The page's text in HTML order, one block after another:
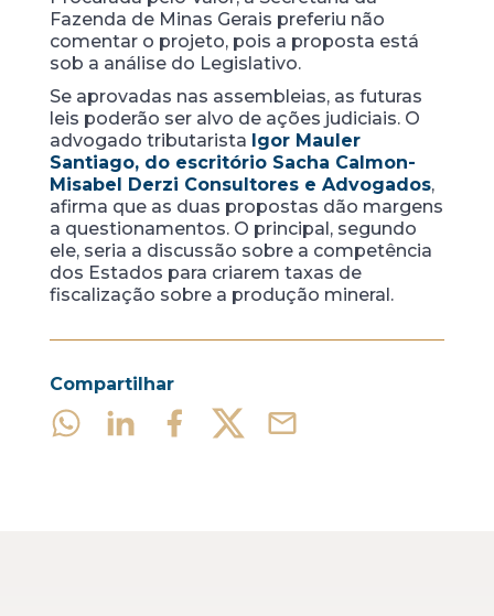
Fazenda de Minas Gerais preferiu não
comentar o projeto, pois a proposta está
sob a análise do Legislativo.
Se aprovadas nas assembleias, as futuras
leis poderão ser alvo de ações judiciais. O
advogado tributarista Igor Mauler
Santiago, do escritório Sacha Calmon-
Misabel Derzi Consultores e Advogados,
afirma que as duas propostas dão margens
a questionamentos. O principal, segundo
ele, seria a discussão sobre a competência
dos Estados para criarem taxas de
fiscalização sobre a produção mineral.
Compartilhar